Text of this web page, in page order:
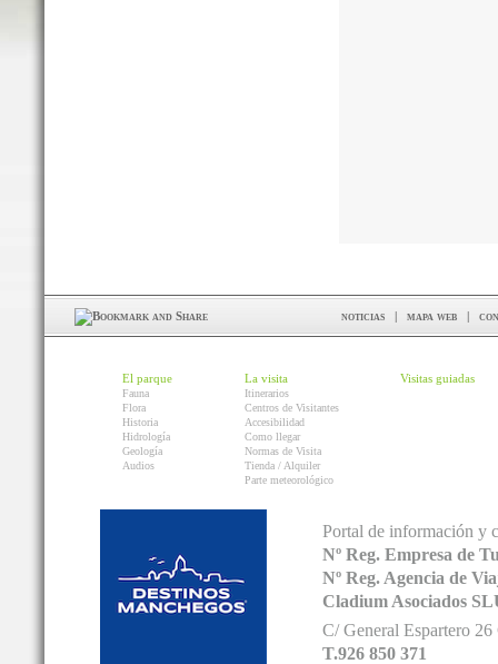
noticias | mapa web |
El parque
Fauna
Flora
Historia
Hidrología
Geología
Audios
La visita
Itinerarios
Centros de Visitantes
Accesibilidad
Como llegar
Normas de Visita
Tienda / Alquiler
Parte meteorológico
Visitas guiadas
Portal de información y
Nº Reg. Empresa de
Nº Reg. Agencia de
Cladium Asociados
C/ General Espartero
T.926 850 371